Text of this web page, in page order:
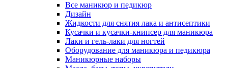
Все маникюр и педикюр
Дизайн
Жидкости для снятия лака и антисептики
Кусачки и кусачки-книпсер для маникюра
Лаки и гель-лаки для ногтей
Оборудование для маникюра и педикюра
Маникюрные наборы